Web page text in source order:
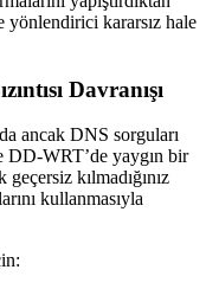
yönlendirici kararsız hale
Davranışı
ancak DNS sorguları
DD-WRT’de yaygın bir
kılmadığınız
kullanmasıyla